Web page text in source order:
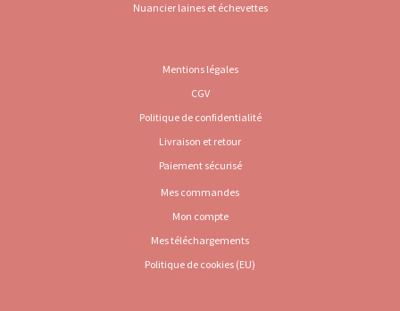
Nuancier laines et échevettes
Mentions légales
CGV
Politique de confidentialité
Livraison et retour
Paiement sécurisé
Mes commandes
Mon compte
Mes téléchargements
Politique de cookies (EU)